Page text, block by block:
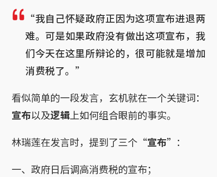
“我自己怀疑政府正因为这项宣布进退两
难。可是如果政府没有做出这项宣布，我
们今天在这里所辩论的，很可能就是增加
消费税了。”
看似简单的一段发言，玄机就在一个关键词：
宣布以及逻辑上如何组合眼前的事实。
林瑞莲在发言时，提到了三个“宣布”：
一、政府日后调高消费税的宣布；